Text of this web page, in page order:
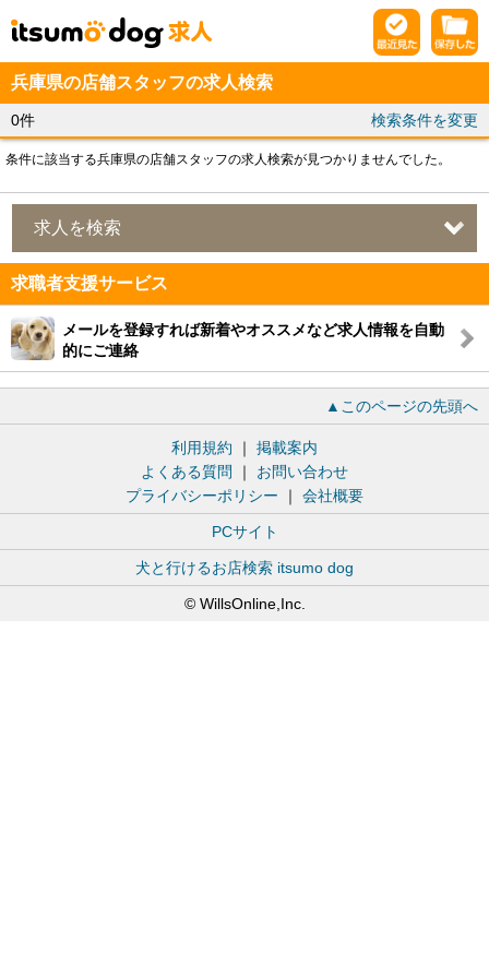
兵庫県の店舗スタッフの求人検索
0件 検索条件を変更
条件に該当する兵庫県の店舗スタッフの求人検索が見つかりませんでした。
求人を検索
求職者支援サービス
メールを登録すれば新着やオススメなど求人情報を自動
的にご連絡
▲このページの先頭へ
利用規約 ｜ 掲載案内
よくある質問
｜ お問い合わせ
プライバシーポリシー ｜ 会社概要
PCサイト
犬と行けるお店検索 itsumo dog
© WillsOnline,Inc.